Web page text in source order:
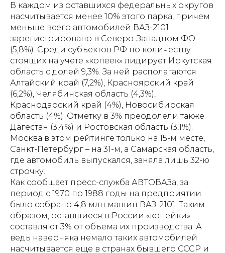
В каждом из оставшихся федеральных округов
насчитывается менее 10% этого парка, причем
меньше всего автомобилей ВАЗ-2101
зарегистрировано в Северо-Западном ФО
(5,8%). Среди субъектов РФ по количеству
стоящих на учете «копеек» лидирует Иркутская
область с долей 9,3%. За ней располагаются
Алтайский край (7,2%), Красноярский край
(6,2%), Челябинская область (4,3%),
Краснодарский край (4%), Новосибирская
область (4%). Отметку в 3% преодолели также
Дагестан (3,4%) и Ростовская область (3,1%).
Москва в этом рейтинге только на 15-м месте,
Санкт-Петербург – на 31-м, а Самарская область,
где автомобиль выпускался, заняла лишь 32-ю
строчку.
Как сообщает пресс-служба АВТОВАЗа, за
период с 1970 по 1988 годы на предприятии
было собрано 4,8 млн машин ВАЗ-2101. Таким
образом, оставшиеся в России «копейки»
составляют 3% от объема их производства. А
ведь наверняка немало таких автомобилей
насчитывается еще в странах бывшего СССР и